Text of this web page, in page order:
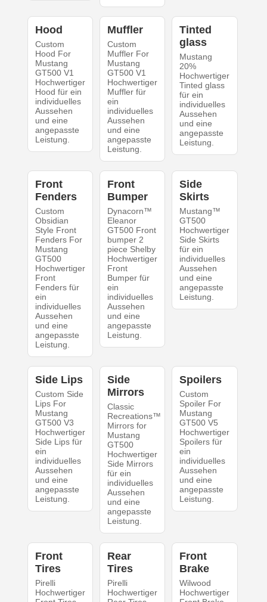
Hood
Custom
Hood For
Mustang
GT500 V1
Hochwertiger
Hood für ein
individuelles
Aussehen
und eine
angepasste
Leistung.
Muffler
Custom
Muffler For
Mustang
GT500 V1
Hochwertiger
Muffler für
ein
individuelles
Aussehen
und eine
angepasste
Leistung.
Tinted
glass
Mustang
20%
Hochwertiger
Tinted glass
für ein
individuelles
Aussehen
und eine
angepasste
Leistung.
Front
Fenders
Custom
Obsidian
Style Front
Fenders For
Mustang
GT500
Hochwertiger
Front
Fenders für
ein
individuelles
Aussehen
und eine
angepasste
Leistung.
Front
Bumper
Dynacorn™
Eleanor
GT500 Front
bumper 2
piece Shelby
Hochwertiger
Front
Bumper für
ein
individuelles
Aussehen
und eine
angepasste
Leistung.
Side
Skirts
Mustang™
GT500
Hochwertiger
Side Skirts
für ein
individuelles
Aussehen
und eine
angepasste
Leistung.
Side Lips
Custom Side
Lips For
Mustang
GT500 V3
Hochwertiger
Side Lips für
ein
individuelles
Aussehen
und eine
angepasste
Leistung.
Side
Mirrors
Classic
Recreations™
Mirrors for
Mustang
GT500
Hochwertiger
Side Mirrors
für ein
individuelles
Aussehen
und eine
angepasste
Leistung.
Spoilers
Custom
Spoiler For
Mustang
GT500 V5
Hochwertiger
Spoilers für
ein
individuelles
Aussehen
und eine
angepasste
Leistung.
Front
Tires
Pirelli
Hochwertiger
Rear
Tires
Pirelli
Hochwertiger
Front
Brake
Wilwood
Hochwertiger